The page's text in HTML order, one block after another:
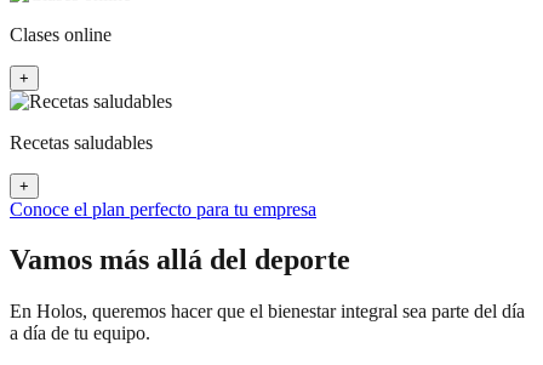
Clases online
+
Recetas saludables
+
Conoce el plan perfecto para tu empresa
Vamos más allá del deporte
En Holos, queremos hacer que el bienestar integral sea parte del día
a día de tu equipo.